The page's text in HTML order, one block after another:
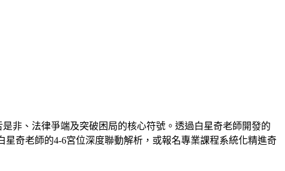
非、法律爭端及突破困局的核心符號。透過白星奇老師開發的
奇老師的4-6宮位深度聯動解析，或報名專業課程系統化精進奇